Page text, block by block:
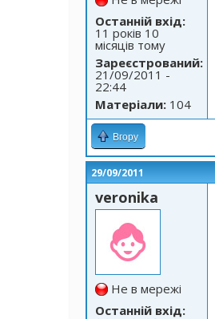
Останній вхід:
11 років 10
місяців тому
Зареєстрований:
21/09/2011 -
22:44
Матеріали: 104
Вгору
29/09/2011
veronika
Не в мережі
Останній вхід: